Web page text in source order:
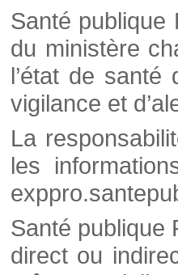
Santé publique
du ministère
l’état de
vigilance et
La
les
Santé publique
direct ou